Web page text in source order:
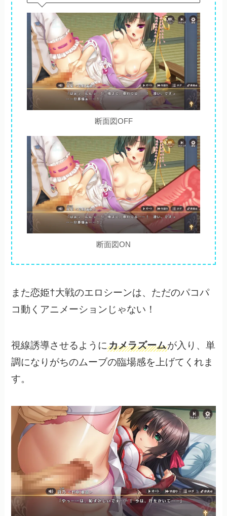
断面図OFF
断面図ON
また恋姫†大戦のエロシーンは、ただのパコパ
コ動くアニメーションじゃない！
視線誘導させるようにカメラズームが入り、単
調になりがちのムーブの臨場感を上げてくれま
す。